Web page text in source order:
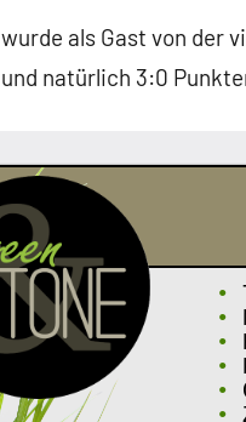
als Gast von
und natürlich 3:0
•
•
•
•
•
•